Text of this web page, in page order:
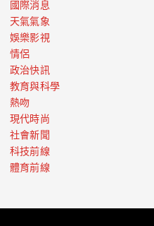
國際消息
天氣氣象
娛樂影視
情侶
政治快訊
教育與科學
熱吻
現代時尚
社會新聞
科技前線
體育前線